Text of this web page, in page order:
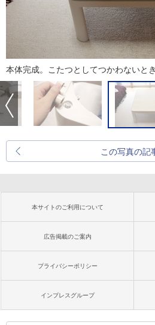
本体完成。こたつとしてつかわないと
この写真の記
本サイトのご利用について
広告掲載のご案内
プライバシーポリシー
インプレスグループ